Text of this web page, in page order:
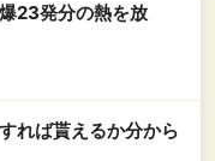
23発分の熱を放
れば貰えるか分から